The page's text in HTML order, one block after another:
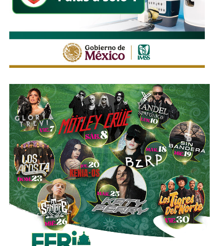
tiempos que todavía tienen disponibles para su ejecución.
Enrique Galindo acelera Vialidades Potosinas
2.0